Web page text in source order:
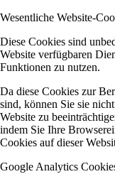
Wesentliche Website-
Diese Cookies sind
Website verfügbaren
Funktionen zu nutzen.
Da diese Cookies zur
sind, können Sie sie
Website zu
indem Sie Ihre
Cookies auf dieser
Google Analytics